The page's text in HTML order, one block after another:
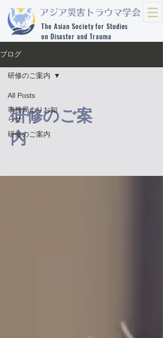
​アジア災害トラウマ学会
The Asian Society for Studies
on Disaster and Trauma
ブログ
All Posts
事務局よりお知
らせ
研修のご案内
研修のご案内
研修のご案
内